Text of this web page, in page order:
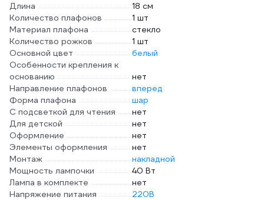
Длина
18 см
Количество плафонов
1 шт
Материал плафона
стекло
Количество рожков
1 шт
Основной цвет
белый
Особенности крепления к
основанию
нет
Направление плафонов
вперед
Форма плафона
шар
С подсветкой для чтения
нет
Для детской
нет
Оформление
нет
Элементы оформления
нет
Монтаж
накладной
Мощность лампочки
40 Вт
Лампа в комплекте
нет
Напряжение питания
220В